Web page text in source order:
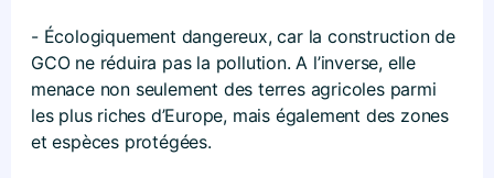
- Écologiquement dangereux, car la construction de
GCO ne réduira pas la pollution. A l’inverse, elle
menace non seulement des terres agricoles parmi
les plus riches d’Europe, mais également des zones
et espèces protégées.